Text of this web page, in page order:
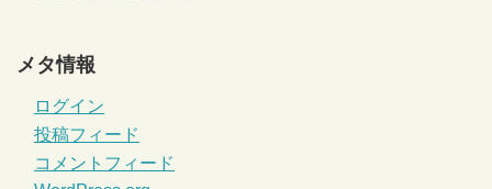
メタ情報
ログイン
投稿フィード
コメントフィード